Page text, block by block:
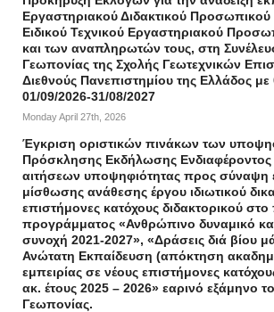
Εργαστηριακού Διδακτικού Προσωπικού
Ειδικού Τεχνικού Εργαστηριακού
και των αναπληρωτών τους, στη
Γεωπονίας της Σχολής Γεωτεχνικών
Διεθνούς Πανεπιστημίου της Ελλάδος με
01/09/2026-31/08/2027
Monday April 27th, 2026
Έγκριση οριστικών πινάκων των
Πρόσκλησης Εκδήλωσης
αιτήσεων υποψηφιότητας προς σύναψη
μίσθωσης ανάθεσης έργου ιδιωτικού
επιστήμονες κατόχους διδακτορικού στο
προγράμματος «Ανθρώπινο δυναμικό
συνοχή 2021-2027», «Δράσεις διά βίου
Ανώτατη Εκπαίδευση (απόκτηση
εμπειρίας σε νέους επιστήμονες
ακ. έτους 2025 – 2026» εαρινό εξάμηνο
Γεωπονίας.